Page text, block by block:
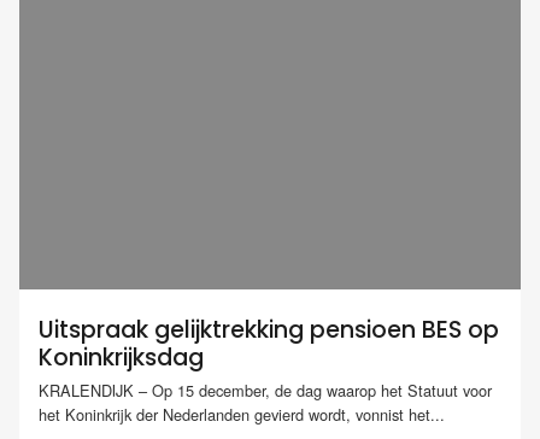
Uitspraak gelijktrekking pensioen BES op
Koninkrijksdag
KRALENDIJK – Op 15 december, de dag waarop het Statuut voor
het Koninkrijk der Nederlanden gevierd wordt, vonnist het...